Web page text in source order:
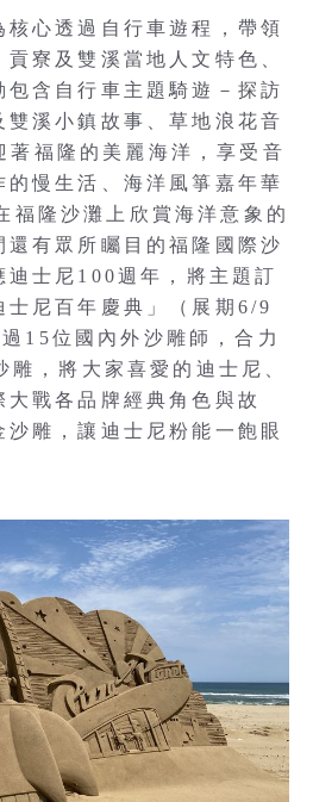
心透過自行車遊程，帶領
寮及雙溪當地人文特色、
包含自行車主題騎遊－探訪
溪小鎮故事、草地浪花音
福隆的美麗海洋，享受音
慢生活、海洋風箏嘉年華
福隆沙灘上欣賞海洋意象的
還有眾所矚目的福隆國際沙
迪士尼100週年，將主題訂
士尼百年慶典」（展期6/9
15位國內外沙雕師，合力
雕，將大家喜愛的迪士尼、
大戰各品牌經典角色與故
雕，讓迪士尼粉能一飽眼